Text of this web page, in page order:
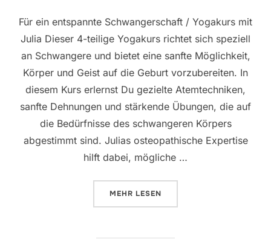
Für ein entspannte Schwangerschaft / Yogakurs mit
Julia Dieser 4-teilige Yogakurs richtet sich speziell
an Schwangere und bietet eine sanfte Möglichkeit,
Körper und Geist auf die Geburt vorzubereiten. In
diesem Kurs erlernst Du gezielte Atemtechniken,
sanfte Dehnungen und stärkende Übungen, die auf
die Bedürfnisse des schwangeren Körpers
abgestimmt sind. Julias osteopathische Expertise
hilft dabei, mögliche …
MEHR ÜBER „OSTEO MEETS YOGA“
LESEN